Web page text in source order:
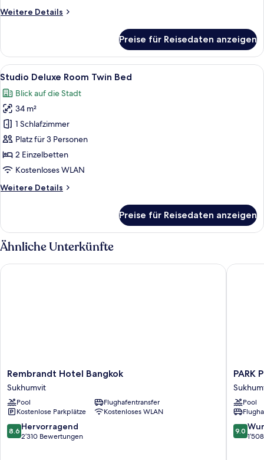
Weitere Details
Weitere
Superior
Room
Twin
Preise für Reisedaten anzeigen
Alle
Fotos
für
Studio
Deluxe
Room
Twin
Bed
Ein modernes Hotelzimmer mit
10
Studio Deluxe Room Twin Bed
Blick auf die Stadt
34 m²
1 Schlafzimmer
Platz für 3 Personen
2 Einzelbetten
Kostenloses WLAN
Weitere Details
Weitere
Deluxe
Room
Twin
Preise für Reisedaten anzeigen
Ähnliche Unterkünfte
Rembrandt
Hotel
Bangkok
Sukhumvit
Rembrandt Hotel Bangkok
Sukhumvit
Pool
Flughafentransfer
Kostenlose Parkplätze
Kostenloses WLAN
8.6
von
8.6 Hervorragend
2’310 Bewertungen
Rembrandt Hotel Bangkok
PARK
PLAZA
SOI
18
PARK
Pool
9.0
von
9.0
PARK